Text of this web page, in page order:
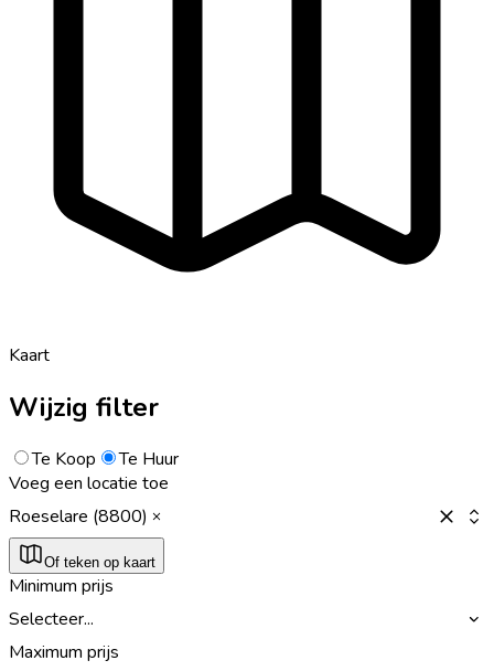
Kaart
Wijzig filter
Te Koop
Te Huur
Voeg een locatie toe
Roeselare (8800)
Of teken op kaart
Minimum prijs
Selecteer...
Maximum prijs